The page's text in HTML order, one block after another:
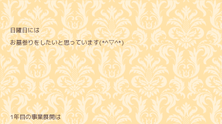
日曜日には
お墓参りをしたいと思っています(*^▽^*)
1年目の事業展開は